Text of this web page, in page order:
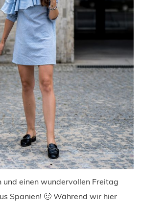
und einen wundervollen Freitag
Spanien! 🙂 Während wir hier